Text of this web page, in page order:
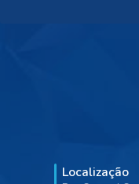
Localização